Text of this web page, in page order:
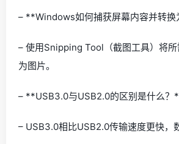
– **Windows如何捕获屏幕内容并转
– 使用Snipping Tool（截图工具）将
为图片。
– **USB3.0与USB2.0的区别是什么？
– USB3.0相比USB2.0传输速度更快，